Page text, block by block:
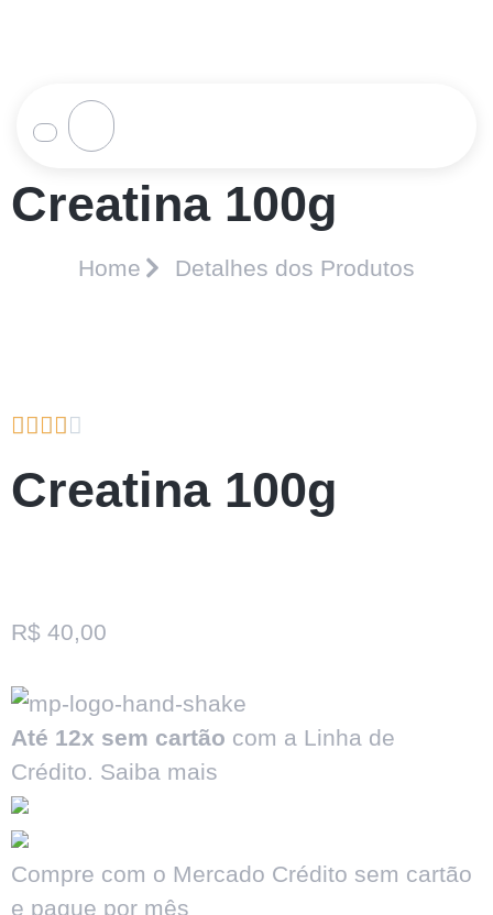
Creatina 100g
Home Detalhes dos Produtos

Creatina 100g
R$ 40,00
Até 12x sem cartão com a Linha de
Crédito. Saiba mais
Compre com o Mercado Crédito sem cartão
e pague por mês